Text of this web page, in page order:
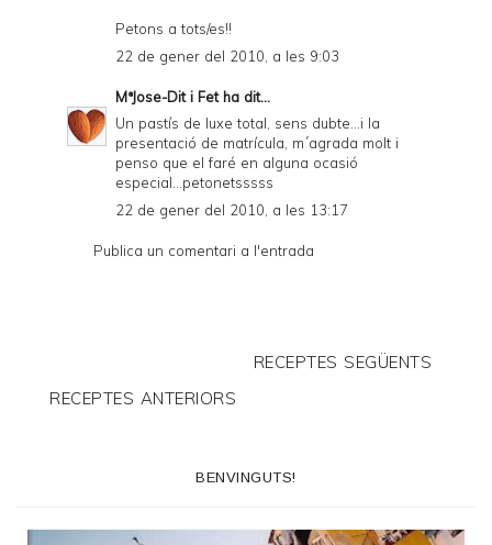
Petons a tots/es!!
22 de gener del 2010, a les 9:03
MªJose-Dit i Fetha dit...
Un pastís de luxe total, sens dubte...i la
presentació de matrícula, m´agrada molt i
penso que el faré en alguna ocasió
especial...petonetsssss
22 de gener del 2010, a les 13:17
Publica un comentari a l'entrada
RECEPTES SEGÜENTS
RECEPTES ANTERIORS
BENVINGUTS!